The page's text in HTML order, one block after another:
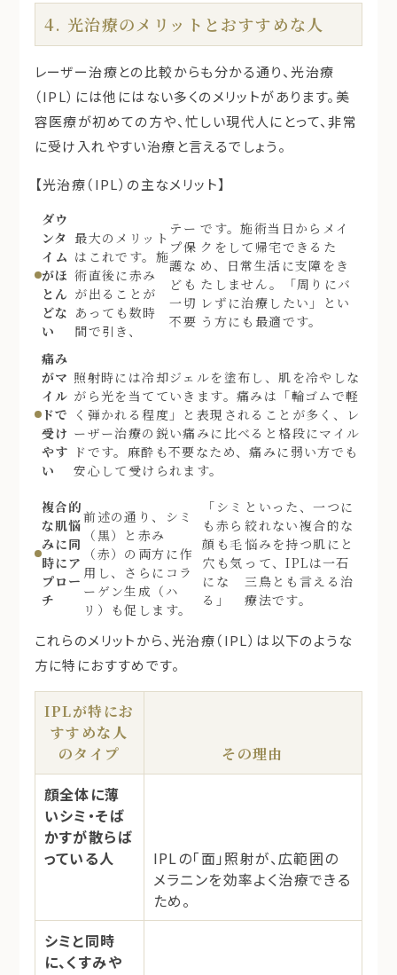
4. 光治療のメリットとおすすめな人
レーザー治療との比較からも分かる通り、光治療
（IPL）には他にはない多くのメリットがあります。美
容医療が初めての方や、忙しい現代人にとって、非常
に受け入れやすい治療と言えるでしょう。
【光治療（IPL）の主なメリット】
ダウ
ンタ
イム
がほ
とん
どな
い
最大のメリット
はこれです。施
術直後に赤み
が出ることが
あっても数時
間で引き、
テー
プ保
護な
ども
一切
不要
です。施術当日からメイ
クをして帰宅できるた
め、日常生活に支障をき
たしません。「周りにバ
レずに治療したい」とい
う方にも最適です。
痛み
がマ
イル
ドで
受け
やす
い
照射時には冷却ジェルを塗布し、肌を冷やしな
がら光を当てていきます。痛みは「輪ゴムで軽
く弾かれる程度」と表現されることが多く、レ
ーザー治療の鋭い痛みに比べると格段にマイル
ドです。麻酔も不要なため、痛みに弱い方でも
安心して受けられます。
複合的
な肌悩
みに同
時にア
プロー
チ
前述の通り、シミ
（黒）と赤み
（赤）の両方に作
用し、さらにコラ
ーゲン生成（ハ
リ）も促します。
「シミ
も赤ら
顔も毛
穴も気
にな
る」
といった、一つに
絞れない複合的な
悩みを持つ肌にと
って、IPLは一石
三鳥とも言える治
療法です。
これらのメリットから、光治療（IPL）は以下のような
方に特におすすめです。
IPLが特にお
すすめな人
のタイプ
その理由
顔全体に薄
いシミ・そば
かすが散らば
っている人
IPLの「面」照射が、広範囲の
メラニンを効率よく治療できる
ため。
シミと同時
に、くすみや